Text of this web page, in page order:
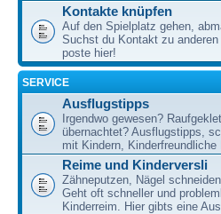
Kontakte knüpfen
Auf den Spielplatz gehen,
Suchst du Kontakt zu
poste hier!
SERVICE
Ausflugstipps
Irgendwo gewesen?
übernachtet? Ausflugstipps,
mit Kindern,
Reime und Kinderversli
Zähneputzen, Nägel
Geht oft schneller und
Kinderreim. Hier gibts eine